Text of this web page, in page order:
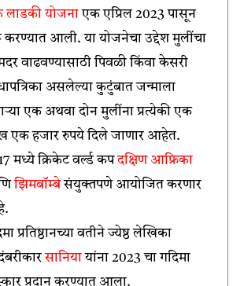
योजनाएक एप्रिल 2023 पासून
आली. या योजनेचा उद्देश मुलींचा
वाढवण्यासाठी पिवळी किंवा केसरी
असलेल्या कुटुंबात जन्माला
एक अथवा दोन मुलींना प्रत्येकी एक
एक हजार रुपये दिले जाणार आहेत.
मध्ये क्रिकेट वर्ल्ड कपदक्षिण आफ्रिका
झिमबॉम्बेसंयुक्तपणे आयोजित करणार
प्रतिष्ठानच्या वतीने ज्येष्ठ लेखिका
सानियायांना 2023 चा गदिमा
प्रदान करण्यात आला.